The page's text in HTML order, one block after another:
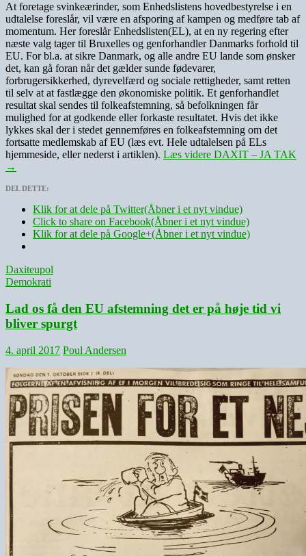
At foretage svinkeærinder, som Enhedslistens hovedbestyrelse i en
udtalelse foreslår, vil være en afsporing af kampen og medføre tab af
momentum. Her foreslår Enhedslisten(EL), at en ny regering efter
næste valg tager til Bruxelles og genforhandler Danmarks forhold til
EU. For bl.a. at sikre Danmark, og alle andre EU lande som ønsker
det, kan gå foran når det gælder sunde fødevarer,
forbrugersikkerhed, dyrevelfærd og sociale rettigheder, samt retten
til selv at at fastlægge den økonomiske politik. Et genforhandlet
resultat skal sendes til folkeafstemning, så befolkningen får
mulighed for at godkende eller forkaste resultatet. Hvis det ikke
lykkes skal der i stedet gennemføres en folkeafstemning om det
fortsatte medlemskab af EU (læs evt. Hele udtalelsen på ELs
hjemmeside, eller nederst i artiklen). Læs videre DAXIT – JA TAK
→
DEL DETTE:
Klik for at dele på Twitter(Åbner i et nyt vindue)
Click to share on Facebook(Åbner i et nyt vindue)
Klik for at dele på Google+(Åbner i et nyt vindue)
Daxiteupol
Demokrati
Lad os få den EU afstemning det er på høje tid vi
bliver spurgt
4. april 2017 Poul Andersen